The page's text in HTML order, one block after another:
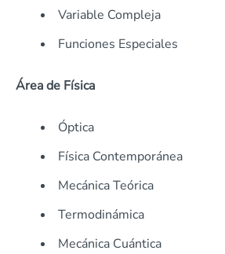
Variable Compleja
Funciones Especiales
Área de Física
Óptica
Física Contemporánea
Mecánica Teórica
Termodinámica
Mecánica Cuántica